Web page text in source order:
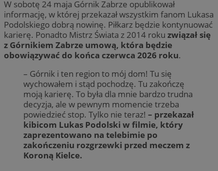
W sobotę 24 maja Górnik Zabrze opublikował
informację, w której przekazał wszystkim fanom Lukasa
Podolskiego dobrą nowinę. Piłkarz będzie kontynuować
karierę. Ponadto Mistrz Świata z 2014 roku związał się
z Górnikiem Zabrze umową, która będzie
obowiązywać do końca czerwca 2026 roku.
– Górnik i ten region to mój dom! Tu się
wychowałem i stąd pochodzę. Tu zakończę
moją karierę. To była dla mnie bardzo trudna
decyzja, ale w pewnym momencie trzeba
powiedzieć stop. Tylko nie teraz! – przekazał
kibicom Lukas Podolski w filmie, który
zaprezentowano na telebimie po
zakończeniu rozgrzewki przed meczem z
Koroną Kielce.